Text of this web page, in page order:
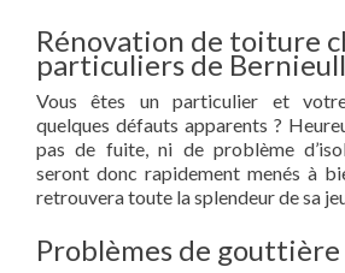
Rénovation de toiture
particuliers de
Vous êtes un particulier et
quelques défauts apparents ?
pas de fuite, ni de problème
seront donc rapidement menés à
retrouvera toute la splendeur de sa
Problèmes de gouttière